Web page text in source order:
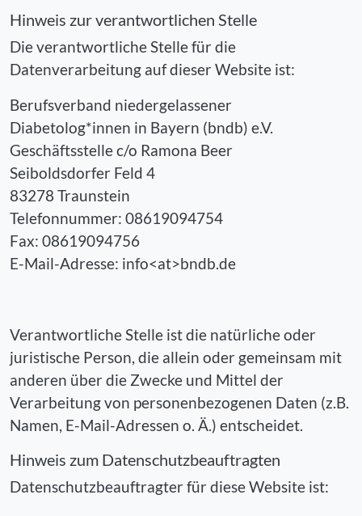
Hinweis zur verantwortlichen Stelle
Die verantwortliche Stelle für die
Datenverarbeitung auf dieser Website ist:
Berufsverband niedergelassener
Diabetolog*innen in Bayern (bndb) e.V.
Geschäftsstelle c/o Ramona Beer
Seiboldsdorfer Feld 4
83278 Traunstein
Telefonnummer: 08619094754
Fax: 08619094756
E-Mail-Adresse: info<at>bndb.de
Verantwortliche Stelle ist die natürliche oder
juristische Person, die allein oder gemeinsam mit
anderen über die Zwecke und Mittel der
Verarbeitung von personenbezogenen Daten (z.B.
Namen, E-Mail-Adressen o. Ä.) entscheidet.
Hinweis zum Datenschutzbeauftragten
Datenschutzbeauftragter für diese Website ist: